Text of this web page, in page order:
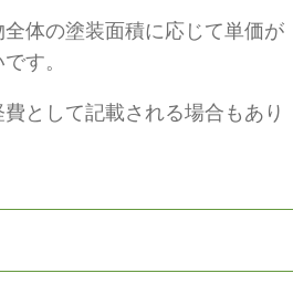
体の塗装面積に応じて単価が
す。
として記載される場合もあり